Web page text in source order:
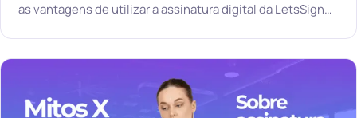
as vantagens de utilizar a assinatura digital da LetsSign